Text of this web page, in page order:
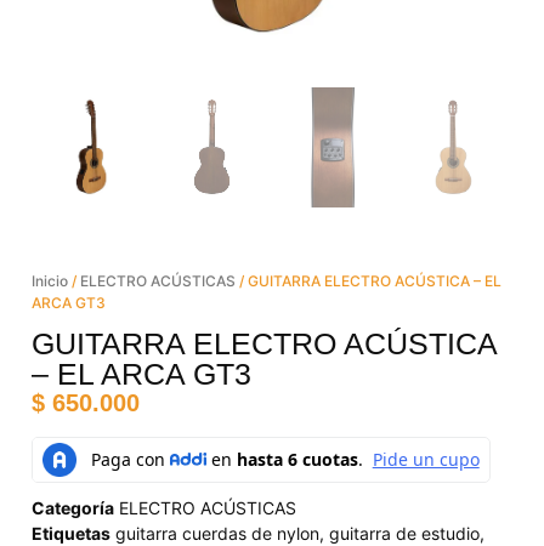
Inicio / ELECTRO ACÚSTICAS / GUITARRA ELECTRO ACÚSTICA – EL
ARCA GT3
GUITARRA ELECTRO ACÚSTICA
– EL ARCA GT3
$ 650.000
Categoría ELECTRO ACÚSTICAS
Etiquetas guitarra cuerdas de nylon, guitarra de estudio,